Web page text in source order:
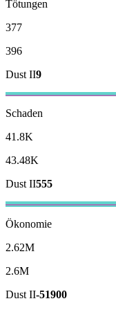
Tötungen
377
396
Dust II9
Schaden
41.8K
43.48K
Dust II555
Ökonomie
2.62M
2.6M
Dust II-51900